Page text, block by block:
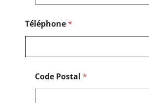
Téléphone*
Code Postal *